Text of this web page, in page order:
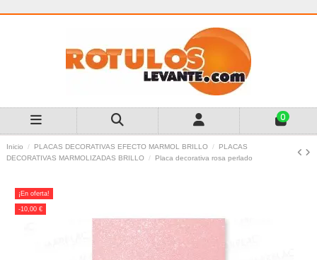
0
Inicio PLACAS DECORATIVAS EFECTO MARMOL BRILLO
PLACAS
DECORATIVAS MARMOLIZADAS BRILLO
Placa decorativa rosa perlado
¡En oferta!
-10,00 €